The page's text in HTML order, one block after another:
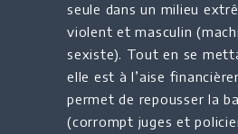
seule dans un milieu
violent et masculin
sexiste). Tout en se
elle est à l’aise
permet de repousser la
(corrompt juges et